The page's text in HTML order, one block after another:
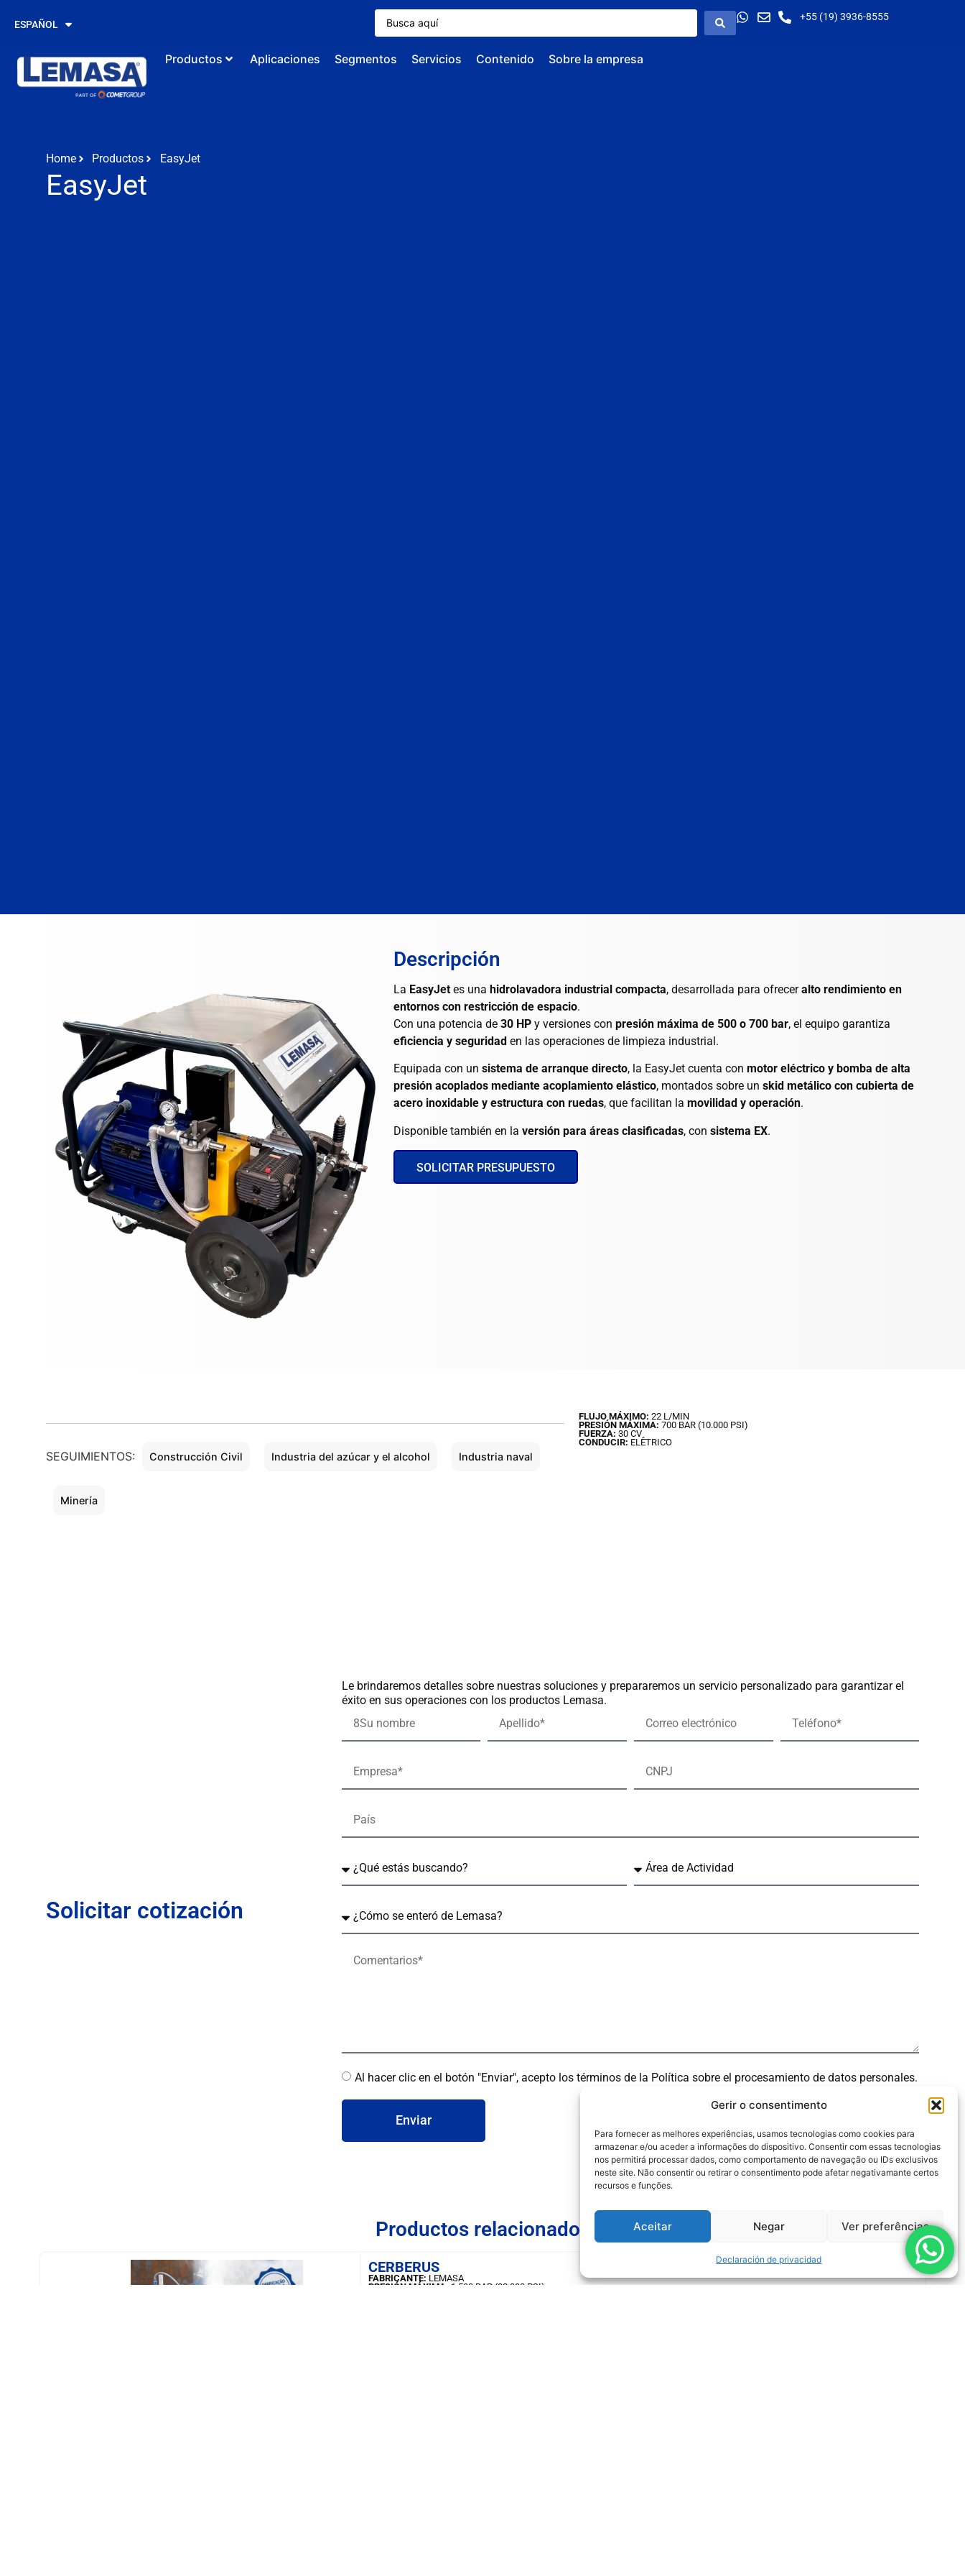
Gerir o consentimento
Para fornecer as melhores experiências, usamos tecnologias como cookies para
armazenar e/ou aceder a informações do dispositivo. Consentir com essas tecnologias
nos permitirá processar dados, como comportamento de navegação ou IDs exclusivos
neste site. Não consentir ou retirar o consentimento pode afetar negativamante certos
recursos e funções.
Aceitar Negar Ver preferências
Declaración de privacidad
ESPAÑOL
ENGLISH
+55 (19) 3936-8555
Productos Aplicaciones Segmentos Servicios Contenido Sobre la empresa
Home Productos EasyJet
EasyJet
Descripción
La EasyJet es unahidrolavadora industrial compacta, desarrollada para ofreceralto rendimiento en
entornos con restricción de espacio.
Con una potencia de30 HP y versiones conpresión máxima de 500 o 700 bar, el equipo garantiza
eficiencia y seguridad en las operaciones de limpieza industrial.
Equipada con unsistema de arranque directo, la EasyJet cuenta conmotor eléctrico y bomba de alta
presión acoplados mediante acoplamiento elástico, montados sobre unskid metálico con cubierta de
acero inoxidable y estructura con ruedas, que facilitan lamovilidad y operación.
Disponible también en laversión para áreas clasificadas, consistema EX.
SOLICITAR PRESUPUESTO
SEGUIMIENTOS: Construcción Civil Industria del azúcar y el alcohol Industria naval
Minería
FLUJO MÁXIMO: 22 L/MIN
PRESIÓN MÁXIMA: 700 BAR (10.000 PSI)
FUERZA: 30 CV
CONDUCIR: ELÊTRICO
Solicitar cotización
Le brindaremos detalles sobre nuestras soluciones y prepararemos un servicio personalizado para garantizar el
éxito en sus operaciones con los productos Lemasa.
Al hacer clic en el botón "Enviar", acepto los términos de la Política sobre el procesamiento de datos personales.
Enviar
Productos relacionados
CERBERUS
FABRICANTE: LEMASA
PRESIÓN MÁXIMA:
1.500 BAR (22.000 PSI)